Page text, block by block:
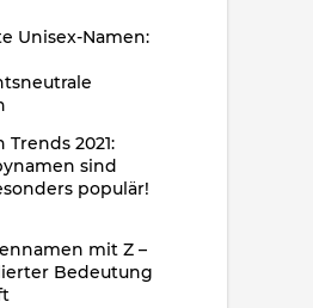
Unisex-Namen:
Trends 2021:
sind
populär!
mit Z –
Bedeutung